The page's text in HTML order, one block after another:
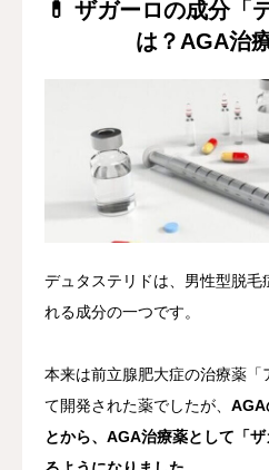
💊 ザガーロの成分「
は？AGA治
デュタステリドは、男性型脱毛
れる成分の一つです。
本来は前立腺肥大症の治療薬「
て開発された薬でしたが、 AGA
とから、AGA治療薬として「